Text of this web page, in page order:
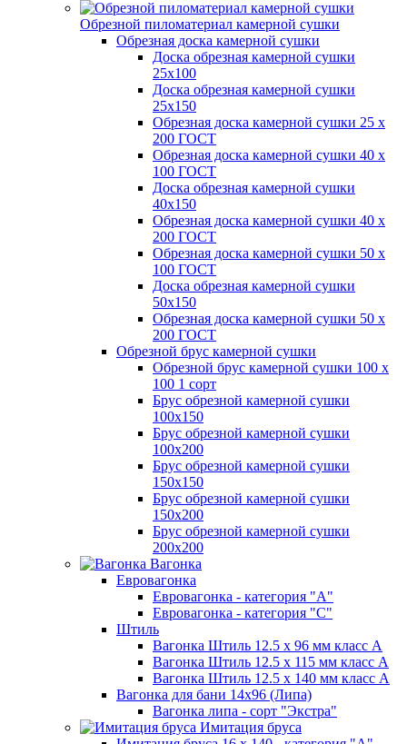
Обрезной пиломатериал камерной сушки
Обрезная доска камерной сушки
Доска обрезная камерной сушки
25х100
Доска обрезная камерной сушки
25х150
Обрезная доска камерной сушки 25 х
200 ГОСТ
Обрезная доска камерной сушки 40 х
100 ГОСТ
Доска обрезная камерной сушки
40х150
Обрезная доска камерной сушки 40 х
200 ГОСТ
Обрезная доска камерной сушки 50 х
100 ГОСТ
Доска обрезная камерной сушки
50х150
Обрезная доска камерной сушки 50 х
200 ГОСТ
Обрезной брус камерной сушки
Обрезной брус камерной сушки 100 х
100 1 сорт
Брус обрезной камерной сушки
100х150
Брус обрезной камерной сушки
100х200
Брус обрезной камерной сушки
150х150
Брус обрезной камерной сушки
150х200
Брус обрезной камерной сушки
200х200
Вагонка
Евровагонка
Евровагонка - категория "А"
Евровагонка - категория "С"
Штиль
Вагонка Штиль 12.5 х 96 мм класс А
Вагонка Штиль 12.5 х 115 мм класс А
Вагонка Штиль 12.5 х 140 мм класс А
Вагонка для бани 14х96 (Липа)
Вагонка липа - сорт "Экстра"
Имитация бруса